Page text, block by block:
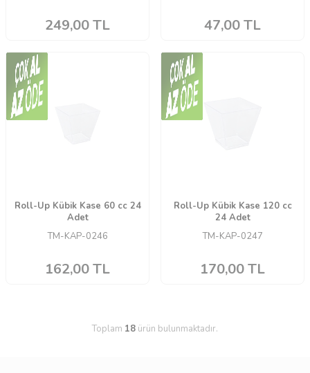
249,00TL 47,00TL
Roll-Up Kübik Kase 60 cc 24
Adet
TM-KAP-0246
162,00TL
Roll-Up Kübik Kase 120 cc
24 Adet
TM-KAP-0247
170,00TL
Toplam 18 ürün bulunmaktadır.